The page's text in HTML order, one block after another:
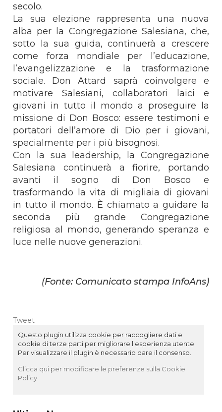
secolo.
La sua elezione rappresenta una nuova
alba per la Congregazione Salesiana, che,
sotto la sua guida, continuerà a crescere
come forza mondiale per l’educazione,
l’evangelizzazione e la trasformazione
sociale. Don Attard saprà coinvolgere e
motivare Salesiani, collaboratori laici e
giovani in tutto il mondo a proseguire la
missione di Don Bosco: essere testimoni e
portatori dell’amore di Dio per i giovani,
specialmente per i più bisognosi.
Con la sua leadership, la Congregazione
Salesiana continuerà a fiorire, portando
avanti il sogno di Don Bosco e
trasformando la vita di migliaia di giovani
in tutto il mondo. È chiamato a guidare la
seconda più grande Congregazione
religiosa al mondo, generando speranza e
luce nelle nuove generazioni.
(Fonte: Comunicato stampa InfoAns)
Tweet
Questo plugin utilizza cookie per raccogliere dati e
cookie di terze parti per migliorare l'esperienza utente.
Per visualizzare il plugin è necessario dare il consenso.
Clicca qui per modificare le preferenze sulla Cookie
Policy